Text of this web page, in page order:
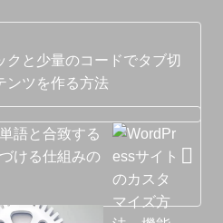
クと少量のコードでタブ切
ンツを作る方法
語と合致する
ける仕組みの